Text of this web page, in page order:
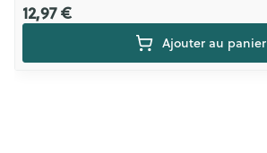
12,97 €
Ajouter au panier